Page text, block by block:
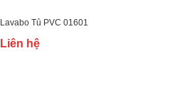
Lavabo Tủ PVC 01601
Liên hệ